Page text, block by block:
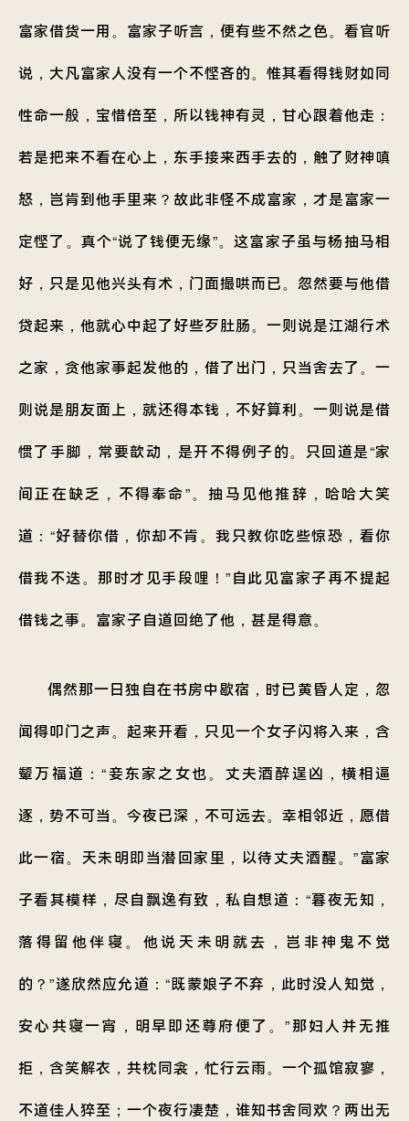
富家借货一用。富家子听言，便有些不然之色。看官听
说，大凡富家人没有一个不悭吝的。惟其看得钱财如同
性命一般，宝惜倍至，所以钱神有灵，甘心跟着他走：
若是把来不看在心上，东手接来西手去的，触了财神嗔
怒，岂肯到他手里来？故此非怪不成富家，才是富家一
定悭了。真个“说了钱便无缘”。这富家子虽与杨抽马相
好，只是见他兴头有术，门面撮哄而已。忽然要与他借
贷起来，他就心中起了好些歹肚肠。一则说是江湖行术
之家，贪他家事起发他的，借了出门，只当舍去了。一
则说是朋友面上，就还得本钱，不好算利。一则说是借
惯了手脚，常要歆动，是开不得例子的。只回道是“家
间正在缺乏，不得奉命”。抽马见他推辞，哈哈大笑
道：“好替你借，你却不肯。我只教你吃些惊恐，看你
借我不迭。那时才见手段哩！”自此见富家子再不提起
借钱之事。富家子自道回绝了他，甚是得意。
偶然那一日独自在书房中歇宿，时已黄昏人定，忽
闻得叩门之声。起来开看，只见一个女子闪将入来，含
颦万福道：“妾东家之女也。丈夫酒醉逞凶，横相逼
逐，势不可当。今夜已深，不可远去。幸相邻近，愿借
此一宿。天未明即当潜回家里，以待丈夫酒醒。”富家
子看其模样，尽自飘逸有致，私自想道：“暮夜无知，
落得留他伴寝。他说天未明就去，岂非神鬼不觉
的？”遂欣然应允道：“既蒙娘子不弃，此时没人知觉，
安心共寝一宵，明早即还尊府便了。”那妇人并无推
拒，含笑解衣，共枕同衾，忙行云雨。一个孤馆寂寥，
不道佳人猝至；一个夜行凄楚，谁知书舍同欢？两出无